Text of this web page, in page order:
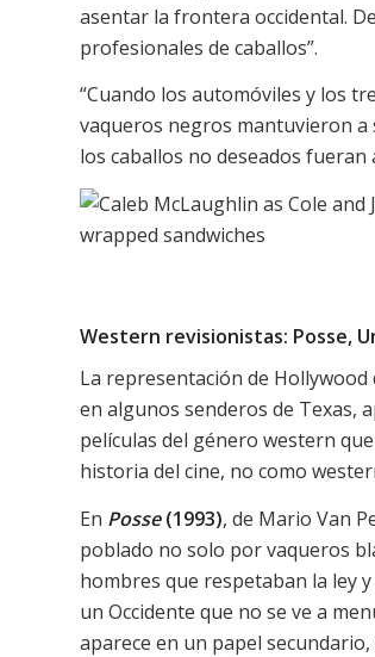
asentar la frontera occidental.
profesionales de caballos”.
“Cuando los automóviles y los
vaqueros negros mantuvieron a
los caballos no deseados fueran
Western revisionistas: Posse,
La representación de Hollywood
en algunos senderos de Texas,
películas del género western
historia del cine, no como
En Posse(1993), de Mario Van
poblado no solo por vaqueros
hombres que respetaban la ley
un Occidente que no se ve a
aparece en un papel